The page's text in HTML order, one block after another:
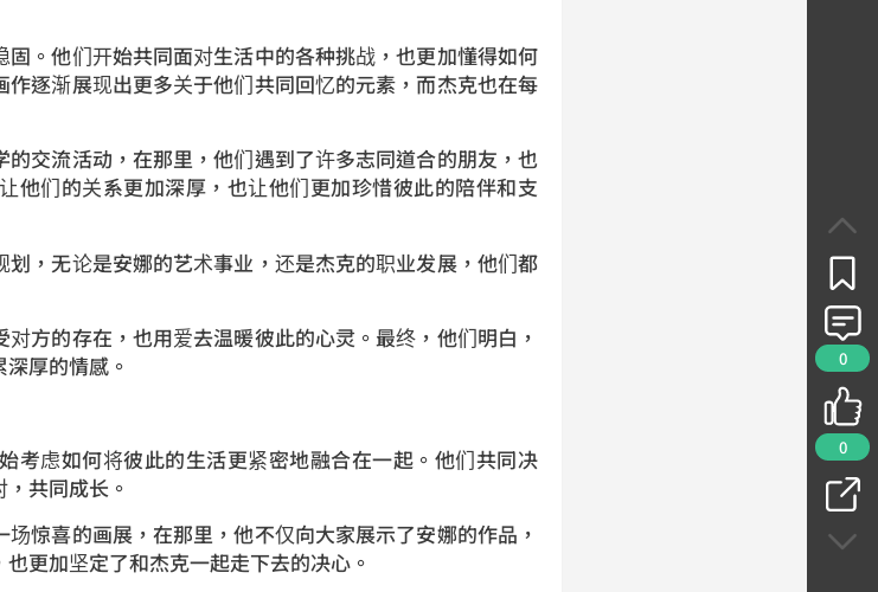
0
0
。他们开始共同面对生活中的各种挑战，也更加懂得如何
逐渐展现出更多关于他们共同回忆的元素，而杰克也在每
交流活动，在那里，他们遇到了许多志同道合的朋友，也
他们的关系更加深厚，也让他们更加珍惜彼此的陪伴和支
，无论是安娜的艺术事业，还是杰克的职业发展，他们都
方的存在，也用爱去温暖彼此的心灵。最终，他们明白，
厚的情感。
考虑如何将彼此的生活更紧密地融合在一起。他们共同决
共同成长。
惊喜的画展，在那里，他不仅向大家展示了安娜的作品，
更加坚定了和杰克一起走下去的决心。